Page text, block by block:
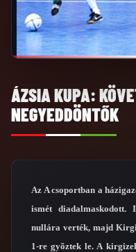
ÁZSIA KUPA:
NEGYEDDÖNTŐK
Az A csoportban a
ismét diadalmaskodott.
nullára verték, majd
1-re gyõztek le. A